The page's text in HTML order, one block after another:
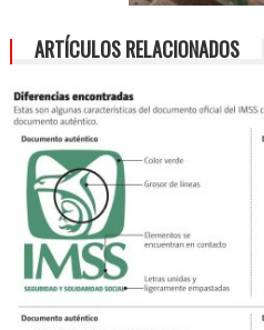
ARTÍCULOS RELACIONADOS